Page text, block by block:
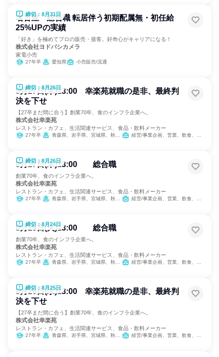
締切：8月31日
名古屋 総合職 転居伴う初期配属無・初任給
25%UPの実績
「好き」を極めてプロの販売・接客。好奇心がキャリアになる！
株式会社ヨドバシカメラ
家電小売
27年卒 愛知県 小売販売/流通
締切：8月26日
8月27日(木)13:00 幸楽苑就職の是非、最終判
決を下せ
【27卒まだ間に合う】創業70年、食のインフラ企業へ。
株式会社幸楽苑
レストラン・カフェ、生活関連サービス、食品・飲料メーカー
27年卒 青森県、岩手県、宮城県、秋田県、山形県、福島県、茨城県、栃木県、群馬県、埼玉県、千葉県、東京都、神奈川県、新潟県、山梨県、長野県、静岡県 経営/事業企画、営業、飲食、小売販売/流通、製造・生産工程、SCM/生産管理/購買/物流、人事、広報/IR、商品企画、マーケティング・広告・宣伝、カスタマーサクセス
締切：8月26日
8月27日(木)13:00 総合職
創業70年、食のインフラ企業へ。
株式会社幸楽苑
レストラン・カフェ、生活関連サービス、食品・飲料メーカー
27年卒 青森県、岩手県、宮城県、秋田県、山形県、福島県、茨城県、栃木県、群馬県、埼玉県、千葉県、東京都、神奈川県、新潟県、山梨県、長野県、静岡県 経営/事業企画、営業、飲食、小売販売/流通、製造・生産工程、SCM/生産管理/購買/物流、人事、広報/IR、商品企画、マーケティング・広告・宣伝、カスタマーサクセス
締切：8月24日
8月25日(火)13:00 総合職
創業70年、食のインフラ企業へ。
株式会社幸楽苑
レストラン・カフェ、生活関連サービス、食品・飲料メーカー
27年卒 青森県、岩手県、宮城県、秋田県、山形県、福島県、茨城県、栃木県、群馬県、埼玉県、千葉県、東京都、神奈川県、新潟県、山梨県、長野県、静岡県 経営/事業企画、営業、飲食、小売販売/流通、製造・生産工程、SCM/生産管理/購買/物流、人事、広報/IR、商品企画、マーケティング・広告・宣伝、カスタマーサクセス
締切：8月25日
8月26日(水)13:00 幸楽苑就職の是非、最終判
決を下せ
【27卒まだ間に合う】創業70年、食のインフラ企業へ。
株式会社幸楽苑
レストラン・カフェ、生活関連サービス、食品・飲料メーカー
27年卒 青森県、岩手県、宮城県、秋田県、山形県、福島県、茨城県、栃木県、群馬県、埼玉県、千葉県、東京都、神奈川県、新潟県、山梨県、長野県、静岡県 経営/事業企画、営業、飲食、小売販売/流通、製造・生産工程、SCM/生産管理/購買/物流、人事、広報/IR、商品企画、マーケティング・広告・宣伝、カスタマーサクセス